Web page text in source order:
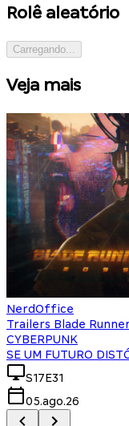
Rolê aleatório
Carregando...
Veja mais
NerdOffice
Trailers Blade
CYBERPUNK
SE UM FUTURO
S17E31
05.ago.26